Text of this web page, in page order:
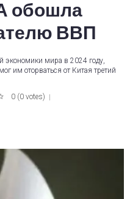
обошла
ВВП
экономики мира в 2024 году,
им оторваться от Китая третий
0 (0 votes)